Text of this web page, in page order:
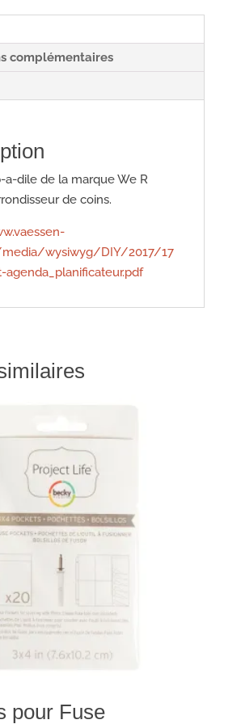
complémentaires
a-dile de la marque We R
de coins.
wysiwyg/DIY/2017/17
pour Fuse